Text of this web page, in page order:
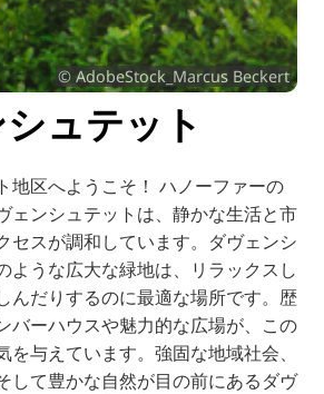
KO
UK
BG
© AdobeStock_Marcus Beckert
ュテット
地区へようこそ！ ハノーファーの
ェンシュテットは、静かな生活と市
セスが調和しています。ダヴェンシ
ような広大な緑地は、リラックスし
んだりするのに最適な場所です。歴
バーハウスや魅力的な広場が、この
を与えています。強固な地域社会、
して豊かな自然が目の前にあるダヴ